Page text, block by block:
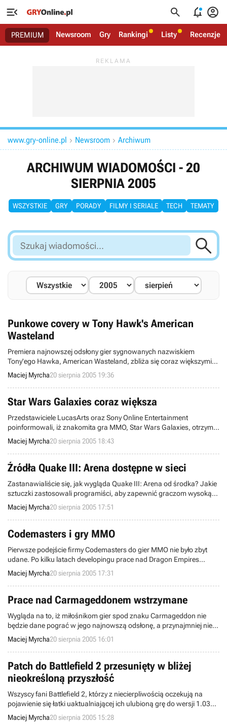
   
PREMIUM Newsroom Gry Rankingi Listy Recenzje
www.gry-online.pl  Newsroom  Archiwum
ARCHIWUM WIADOMOŚCI - 20
SIERPNIA 2005
WSZYSTKIE GRY PORADY FILMY I SERIALE TECH TEMATY
Szukaj
wiadomości...

Punkowe covery w Tony Hawk's American
Wasteland
Premiera najnowszej odsłony gier sygnowanych nazwiskiem
Tony'ego Hawka, American Wasteland, zbliża się coraz większymi
krokami, nic więc dziwnego, iż jej wydawca, firma Activision,
"podgrzewa atmosferę" wokół niej. Tym razem jako środek
"dopingowy" posłużyła informacja o utworach jakie zaatakują nasze
uszy podczas rozgrywki.
Maciej Myrcha20 sierpnia 2005 19:36
Star Wars Galaxies coraz większa
Przedstawiciele LucasArts oraz Sony Online Entertainment
poinformowali, iż znakomita gra MMO, Star Wars Galaxies, otrzyma
kolejne, trzecie już rozszerzenie, zatytułowane Trials of Obi-Wan.
Premiera dodatku nastąpi 1 listopada wraz z pojawieniem się na
rynku gry Star Wars Battlefront II oraz filmu Star Wars : Episode III
Revenge of the Sith na DVD.
Maciej Myrcha20 sierpnia 2005 18:43
Źródła Quake III: Arena dostępne w sieci
Zastanawialiście się, jak wygląda Quake III: Arena od środka? Jakie
sztuczki zastosowali programiści, aby zapewnić graczom wysoką,
jak na owe czasy, miodność rozgrywki? Teraz te pytania mają
szansę znaleźć odpowiedzi - kilka dni temu informowaliśmy, iż id
Software przymierza się do upublicznienia kodu źródłowego
wspomnianej gry, teraz kod ten znajduje się już w sieci.
Maciej Myrcha20 sierpnia 2005 17:51
Codemasters i gry MMO
Pierwsze podejście firmy Codemasters do gier MMO nie było zbyt
udane. Po kilku latach developingu prace nad Dragon Empires
zostały zawieszone a Mistrzowie Kodu musieli na chwilę odłożyć
swoje marzenia o zaistnienia na tym rynku. Aż do teraz, bowiem pod
koniec tego miesiąca rozpoczynają się otwarte beta testy RF Online,
której wydawcą została właśnie firma Codemasters.
Maciej Myrcha20 sierpnia 2005 17:31
Prace nad Carmageddonem wstrzymane
Wygląda na to, iż miłośnikom gier spod znaku Carmageddon nie
będzie dane pograć w jego najnowszą odsłonę, a przynajmniej nie w
najbliższym czasie. Prace nad Carmageddon IV prowadzone były od
co najmniej dwóch lat a gra miała ukazać się w tym roku w wersjach
na PC, PS2 oraz Xbox.
Maciej Myrcha20 sierpnia 2005 16:01
Patch do Battlefield 2 przesunięty w bliżej
nieokreśloną przyszłość
Wszyscy fani Battlefield 2, którzy z niecierpliwością oczekują na
pojawienie się łatki uaktualniającej ich ulubioną grę do wersji 1.03
będą musieli uzbroić się w dodatkową dozę cierpliwości. Jaką? Nie
wiadomo, ponieważ wspomniany patch, który według zapowiedzi
Maciej Myrcha20 sierpnia 2005 15:28